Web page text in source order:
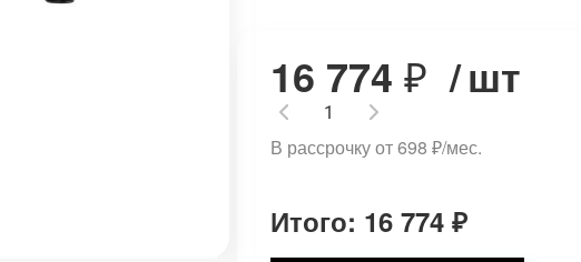
16 774 ₽ /шт
В рассрочку от 698 ₽/мес.
Итого: 16 774 ₽